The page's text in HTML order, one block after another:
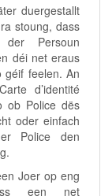
duergestallt
stoung, dass
Persoun
déi net eraus
géif feelen. An
d’identité
ob Police dës
oder einfach
Police den
Joer op eng
een net